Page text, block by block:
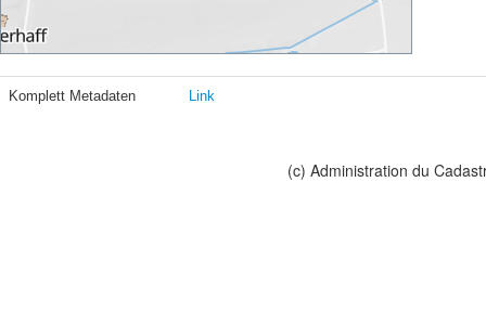
Komplett Metadaten Link
(c) Administration du